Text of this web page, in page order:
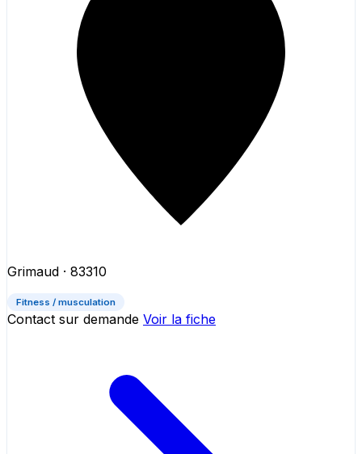
Grimaud · 83310
Fitness / musculation
Contact sur demande Voir la fiche